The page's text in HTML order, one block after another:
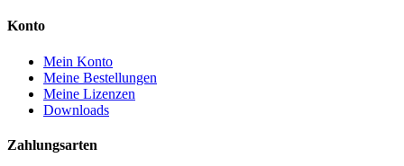
Konto
Mein Konto
Meine Bestellungen
Meine Lizenzen
Downloads
Zahlungsarten